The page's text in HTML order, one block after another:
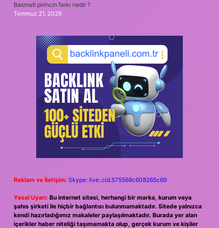
Basmati pirincin farkı nedir ?
Temmuz 21, 2026
Reklam ve İletişim: Skype: live:.cid.575569c608265c69
Yasal Uyarı: Bu internet sitesi, herhangi bir marka, kurum veya
şahıs şirketi ile hiçbir bağlantısı bulunmamaktadır. Sitede yalnızca
kendi hazırladığımız makaleler paylaşılmaktadır. Burada yer alan
içerikler haber niteliği taşımamakta olup, gerçek kurum ve kişiler